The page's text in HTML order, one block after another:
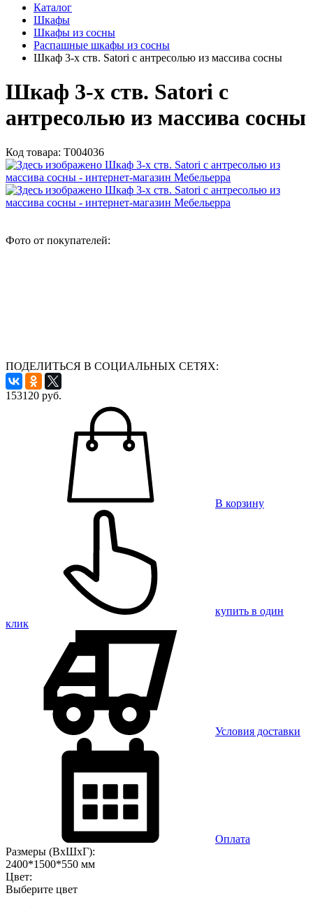
Каталог
Шкафы
Шкафы из сосны
Распашные шкафы из сосны
Шкаф 3-х ств. Satori с антресолью из массива сосны
Шкаф 3-х ств. Satori с
антресолью из массива сосны
Код товара: Т004036
Фото от покупателей:
ПОДЕЛИТЬСЯ В СОЦИАЛЬНЫХ СЕТЯХ:
153120 руб.
В корзину
купить в один
клик
Условия доставки
Оплата
Размеры (ВхШхГ):
2400*1500*550 мм
Цвет:
Выберите цвет